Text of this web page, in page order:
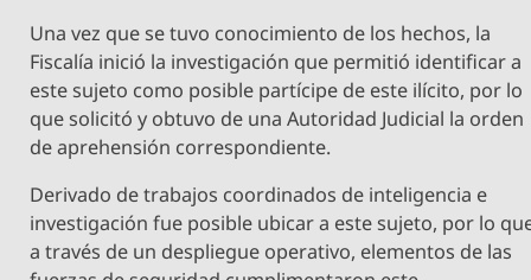
Una vez que se tuvo conocimiento de los hechos, la
Fiscalía inició la investigación que permitió identificar a
este sujeto como posible partícipe de este ilícito, por lo
que solicitó y obtuvo de una Autoridad Judicial la orden
de aprehensión correspondiente.
Derivado de trabajos coordinados de inteligencia e
investigación fue posible ubicar a este sujeto, por lo
a través de un despliegue operativo, elementos de las